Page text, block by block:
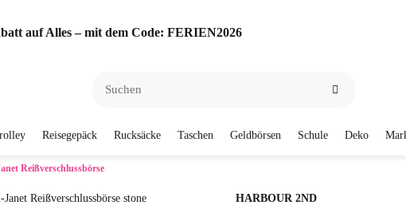
auf Alles – mit dem Code: FERIEN2026
Reisegepäck Rucksäcke Taschen Geldbörsen Schule Deko
Reißverschlussbörse
HARBOUR 2ND